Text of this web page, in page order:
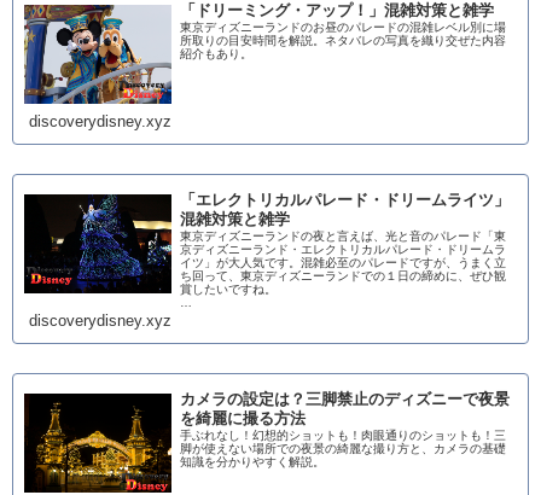
「ドリーミング・アップ！」混雑対策と雑学
東京ディズニーランドのお昼のパレードの混雑レベル別に場
所取りの目安時間を解説。ネタバレの写真を織り交ぜた内容
紹介もあり。
discoverydisney.xyz
「エレクトリカルパレード・ドリームライツ」
混雑対策と雑学
東京ディズニーランドの夜と言えば、光と音のパレード「東
京ディズニーランド・エレクトリカルパレード・ドリームラ
イツ」が大人気です。混雑必至のパレードですが、うまく立
ち回って、東京ディズニーランドでの１日の締めに、ぜひ観
賞したいですね。
discoverydisney.xyz
カメラの設定は？三脚禁止のディズニーで夜景
を綺麗に撮る方法
手ぶれなし！幻想的ショットも！肉眼通りのショットも！三
脚が使えない場所での夜景の綺麗な撮り方と、カメラの基礎
知識を分かりやすく解説。